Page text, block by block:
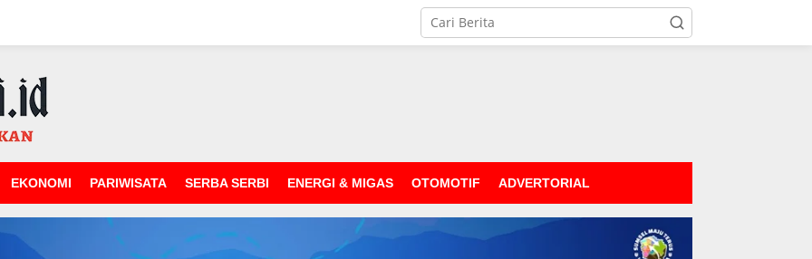
EKONOMI PARIWISATA SERBA SERBI ENERGI & MIGAS OTOMOTIF ADVERTORIAL